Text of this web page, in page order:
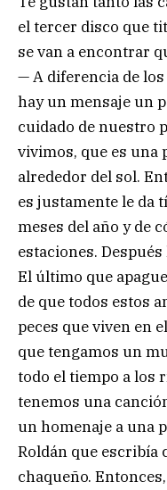
el tercer disco que
se van a encontrar
— A diferencia de
hay un mensaje un
cuidado de nuestro
vivimos, que es una
alrededor del sol.
es justamente le da
meses del año y de
estaciones.
El último que
de que todos estos
peces que viven en
que tengamos un
todo el tiempo a los
tenemos una
un homenaje a una
Roldán que escribía
chaqueño.